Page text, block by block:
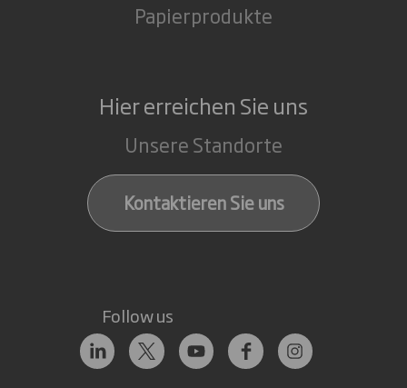
Papierprodukte
Hier erreichen Sie uns
Unsere Standorte
Kontaktieren Sie uns
Follow us